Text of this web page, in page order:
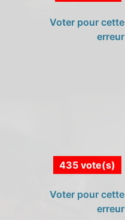
Voter pour cette
erreur
435 vote(s)
Voter pour cette
erreur